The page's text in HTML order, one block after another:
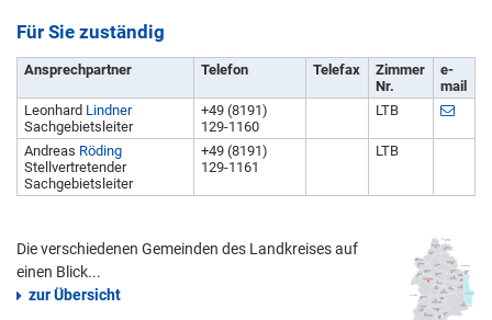
Für Sie zuständig
Ansprechpartner Telefon Telefax
Zimmer
Nr.
e-
mail
Leonhard Lindner
Sachgebietsleiter
+49 (8191)
129-1160
LTB
Andreas Röding
Stellvertretender
Sachgebietsleiter
+49 (8191)
129-1161
LTB
Die verschiedenen Gemeinden des Landkreises auf
einen Blick...
zur Übersicht